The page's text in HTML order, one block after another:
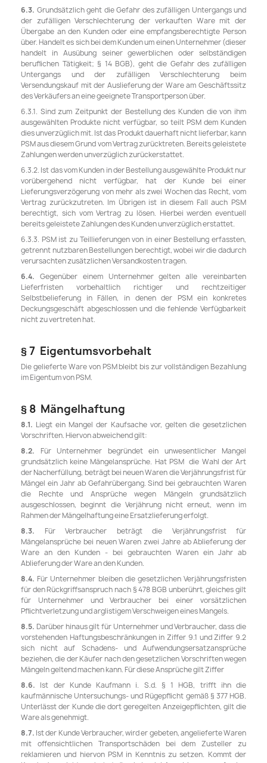
6.3. Grundsätzlich geht die Gefahr des zufälligen Untergangs und
der zufälligen Verschlechterung der verkauften Ware mit der
Übergabe an den Kunden oder eine empfangsberechtigte Person
über. Handelt es sich bei dem Kunden um einen Unternehmer (dieser
handelt in Ausübung seiner gewerblichen oder selbständigen
beruflichen Tätigkeit; § 14 BGB), geht die Gefahr des zufälligen
Untergangs und der zufälligen Verschlechterung beim
Versendungskauf mit der Auslieferung der Ware am Geschäftssitz
des Verkäufers an eine geeignete Transportperson über.
6.3.1. Sind zum Zeitpunkt der Bestellung des Kunden die von ihm
ausgewählten Produkte nicht verfügbar, so teilt PSM dem Kunden
dies unverzüglich mit. Ist das Produkt dauerhaft nicht lieferbar, kann
PSM aus diesem Grund vom Vertrag zurücktreten. Bereits geleistete
Zahlungen werden unverzüglich zurückerstattet.
6.3.2. Ist das vom Kunden in der Bestellung ausgewählte Produkt nur
vorübergehend nicht verfügbar, hat der Kunde bei einer
Lieferungsverzögerung von mehr als zwei Wochen das Recht, vom
Vertrag zurückzutreten. Im Übrigen ist in diesem Fall auch PSM
berechtigt, sich vom Vertrag zu lösen. Hierbei werden eventuell
bereits geleistete Zahlungen des Kunden unverzüglich erstattet.
6.3.3. PSM ist zu Teillieferungen von in einer Bestellung erfassten,
getrennt nutzbaren Bestellungen berechtigt, wobei wir die dadurch
verursachten zusätzlichen Versandkosten tragen.
6.4. Gegenüber einem Unternehmer gelten alle vereinbarten
Lieferfristen vorbehaltlich richtiger und rechtzeitiger
Selbstbelieferung in Fällen, in denen der PSM ein konkretes
Deckungsgeschäft abgeschlossen und die fehlende Verfügbarkeit
nicht zu vertreten hat.
§ 7 Eigentumsvorbehalt
Die gelieferte Ware von PSM bleibt bis zur vollständigen Bezahlung
im Eigentum von PSM.
§ 8 Mängelhaftung
8.1. Liegt ein Mangel der Kaufsache vor, gelten die gesetzlichen
Vorschriften. Hiervon abweichend gilt:
8.2. Für Unternehmer begründet ein unwesentlicher Mangel
grundsätzlich keine Mängelansprüche. Hat PSM die Wahl der Art
der Nacherfüllung, beträgt bei neuen Waren die Verjährungsfrist für
Mängel ein Jahr ab Gefahrübergang. Sind bei gebrauchten Waren
die Rechte und Ansprüche wegen Mängeln grundsätzlich
ausgeschlossen, beginnt die Verjährung nicht erneut, wenn im
Rahmen der Mängelhaftung eine Ersatzlieferung erfolgt.
8.3. Für Verbraucher beträgt die Verjährungsfrist für
Mängelansprüche bei neuen Waren zwei Jahre ab Ablieferung der
Ware an den Kunden - bei gebrauchten Waren ein Jahr ab
Ablieferung der Ware an den Kunden.
8.4. Für Unternehmer bleiben die gesetzlichen Verjährungsfristen
für den Rückgriffsanspruch nach § 478 BGB unberührt, gleiches gilt
für Unternehmer und Verbraucher bei einer vorsätzlichen
Pflichtverletzung und arglistigem Verschweigen eines Mangels.
8.5. Darüber hinaus gilt für Unternehmer und Verbraucher, dass die
vorstehenden Haftungsbeschränkungen in Ziffer 9.1 und Ziffer 9.2
sich nicht auf Schadens- und Aufwendungsersatzansprüche
beziehen, die der Käufer nach den gesetzlichen Vorschriften wegen
Mängeln geltend machen kann. Für diese Ansprüche gilt Ziffer
8.6. Ist der Kunde Kaufmann i. S.d. § 1 HGB, trifft ihn die
kaufmännische Untersuchungs- und Rügepflicht gemäß § 377 HGB.
Unterlässt der Kunde die dort geregelten Anzeigepflichten, gilt die
Ware als genehmigt.
8.7. Ist der Kunde Verbraucher, wird er gebeten, angelieferte Waren
mit offensichtlichen Transportschäden bei dem Zusteller zu
reklamieren und hiervon PSM in Kenntnis zu setzen. Kommt der